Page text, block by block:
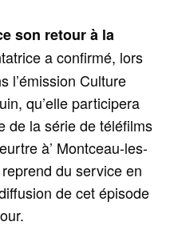
son retour à la
a confirmé, lors
l’émission Culture
qu’elle participera
de la série de téléfilms
à’ Montceau-les-
du service en
de cet épisode